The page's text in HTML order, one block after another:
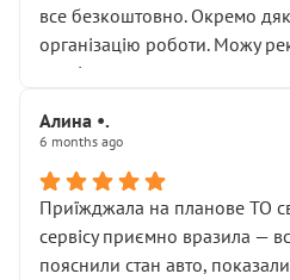
все безкоштовно. Окремо
організацію роботи. Можу
сервіс.
Алина •.
6 months ago
Приїжджала на планове ТО
сервісу приємно вразила —
пояснили стан авто,